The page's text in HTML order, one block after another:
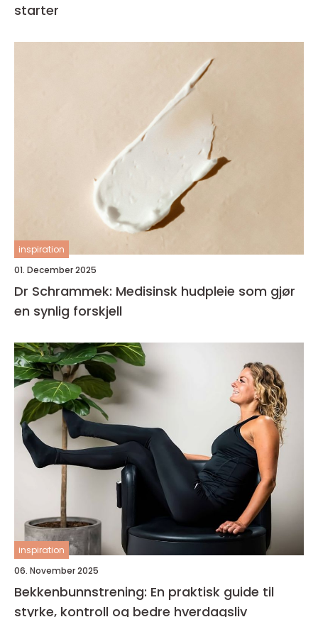
starter
inspiration
01. December 2025
Dr Schrammek: Medisinsk hudpleie som gjør
en synlig forskjell
inspiration
06. November 2025
Bekkenbunnstrening: En praktisk guide til
styrke, kontroll og bedre hverdagsliv